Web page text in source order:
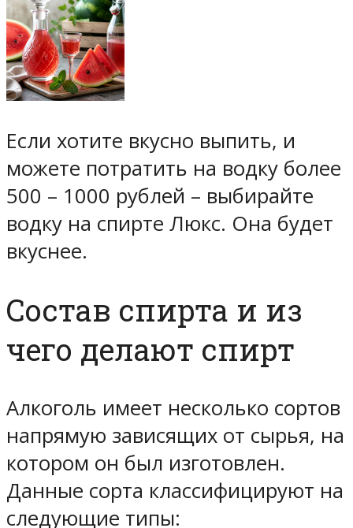
Если хотите вкусно выпить, и
можете потратить на водку более
500 – 1000 рублей – выбирайте
водку на спирте Люкс. Она будет
вкуснее.
Состав спирта и из
чего делают спирт
Алкоголь имеет несколько сортов
напрямую зависящих от сырья, на
котором он был изготовлен.
Данные сорта классифицируют на
следующие типы: